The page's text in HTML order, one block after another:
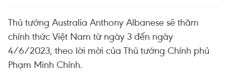
Thủ tướng Australia Anthony Albanese sẽ thăm
chính thức Việt Nam từ ngày 3 đến ngày
4/6/2023, theo lời mời của Thủ tướng Chính phủ
Phạm Minh Chính.